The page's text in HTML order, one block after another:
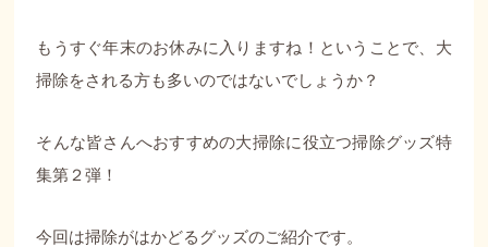
もうすぐ年末のお休みに入りますね！ということで、大
掃除をされる方も多いのではないでしょうか？
そんな皆さんへおすすめの大掃除に役立つ掃除グッズ特
集第２弾！
今回は掃除がはかどるグッズのご紹介です。